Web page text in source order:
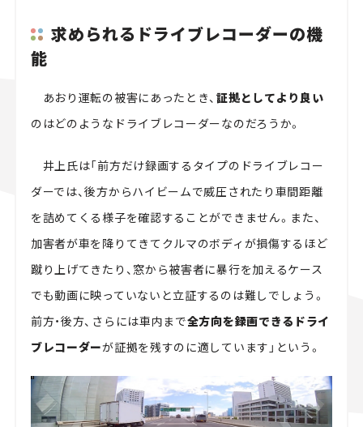
求められるドライブレコーダーの機
能
あおり運転の被害にあったとき、証拠としてより良い
のはどのようなドライブレコーダーなのだろうか。
井上氏は「前方だけ録画するタイプのドライブレコー
ダーでは、後方からハイビームで威圧されたり車間距離
を詰めてくる様子を確認することができません。また、
加害者が車を降りてきてクルマのボディが損傷するほど
蹴り上げてきたり、窓から被害者に暴行を加えるケース
でも動画に映っていないと立証するのは難しでしょう。
前方・後方、さらには車内まで全方向を録画できるドライ
ブレコーダーが証拠を残すのに適しています」という。